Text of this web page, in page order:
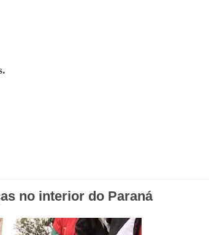
no interior do Paraná